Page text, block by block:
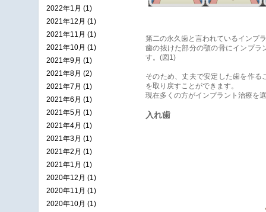
第二の永久歯と言われているインプ
歯の抜けた部分の顎の骨にインプラ
す。(図1)
そのため、丈夫で安定した歯を作
を取り戻すことができます。
現在多くの方がインプラント治療を
入れ歯
2022年1月 (1)
2021年12月 (1)
2021年11月 (1)
2021年10月 (1)
2021年9月 (1)
2021年8月 (2)
2021年7月 (1)
2021年6月 (1)
2021年5月 (1)
2021年4月 (1)
2021年3月 (1)
2021年2月 (1)
2021年1月 (1)
2020年12月 (1)
2020年11月 (1)
2020年10月 (1)